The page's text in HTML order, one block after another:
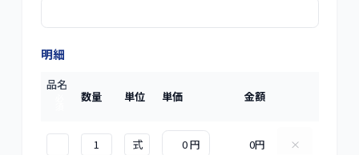
明細
品名
数量 単位 単価 金額
0円 ×